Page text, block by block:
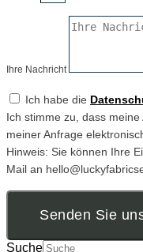
Ihre Nachricht
Ich habe die
Ich stimme zu, dass
meiner Anfrage
Hinweis: Sie können Ihre
Mail an
Senden Sie
Suche